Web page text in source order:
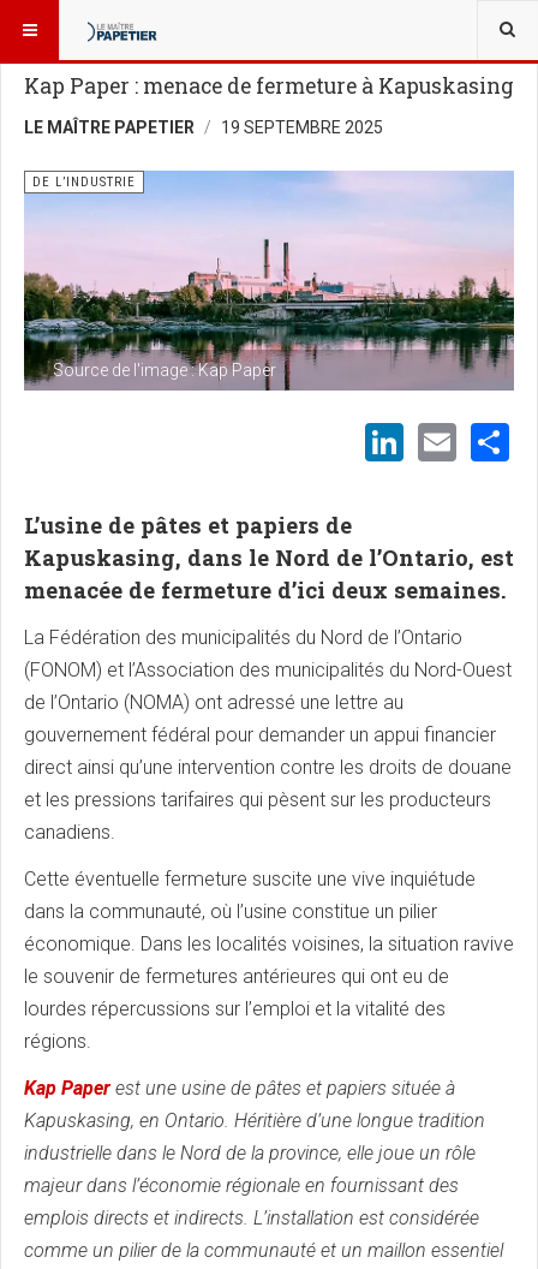
VOUS ÊTES ICI :
Kap Paper : menace de fermeture à Kapuskasing
LE MAÎTRE PAPETIER 19 SEPTEMBRE 2025
Source de l'image : Kap Paper
DE L’INDUSTRIE
L’usine de pâtes et papiers de
Kapuskasing, dans le Nord de l’Ontario, est
menacée de fermeture d’ici deux semaines.
La Fédération des municipalités du Nord de l’Ontario
(FONOM) et l’Association des municipalités du Nord-Ouest
de l’Ontario (NOMA) ont adressé une lettre au
gouvernement fédéral pour demander un appui financier
direct ainsi qu’une intervention contre les droits de douane
et les pressions tarifaires qui pèsent sur les producteurs
canadiens.
Cette éventuelle fermeture suscite une vive inquiétude
dans la communauté, où l’usine constitue un pilier
économique. Dans les localités voisines, la situation ravive
le souvenir de fermetures antérieures qui ont eu de
lourdes répercussions sur l’emploi et la vitalité des
régions.
Kap Paper est une usine de pâtes et papiers située à
Kapuskasing, en Ontario. Héritière d’une longue tradition
industrielle dans le Nord de la province, elle joue un rôle
majeur dans l’économie régionale en fournissant des
emplois directs et indirects. L’installation est considérée
comme un pilier de la communauté et un maillon essentiel